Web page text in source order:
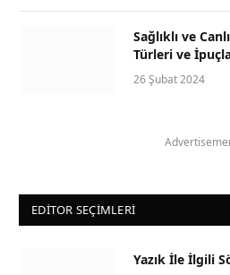
Sağlıklı ve
Türleri ve
26 Şubat 2024
EDITOR SEÇIMLERI
Yazık İle İlgili